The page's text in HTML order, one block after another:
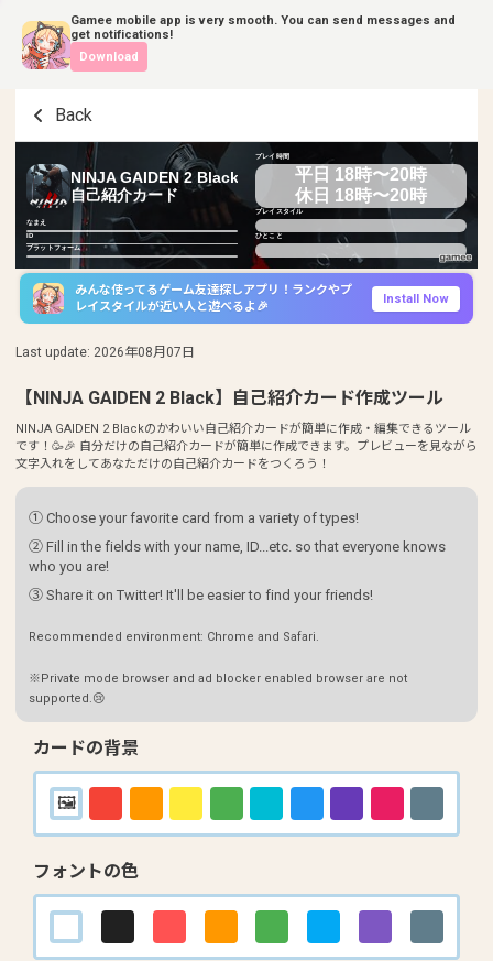
Gamee mobile app is very smooth. You can send messages and
get notifications!
Download
Back
NINJA GAIDEN 2 Black
自己紹介カード
なまえ
ID
プラットフォーム
プレイ時間
平日 18時〜20時
休日 18時〜20時
プレイスタイル
ひとこと
みんな使ってるゲーム友達探しアプリ！ランクやプ
レイスタイルが近い人と遊べるよ🎉
Install Now
Last update: 2026年08月07日
【NINJA GAIDEN 2 Black】自己紹介カード作成ツール
NINJA GAIDEN 2 Blackのかわいい自己紹介カードが簡単に作成・編集できるツール
です！🥳🎉 自分だけの自己紹介カードが簡単に作成できます。プレビューを見ながら
文字入れをしてあなただけの自己紹介カードをつくろう！
① Choose your favorite card from a variety of types!
② Fill in the fields with your name, ID...etc. so that everyone knows
who you are!
③ Share it on Twitter! It'll be easier to find your friends!
Recommended environment: Chrome and Safari.
※Private mode browser and ad blocker enabled browser are not
supported.😢
カードの背景
フォントの色